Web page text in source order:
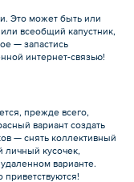
Это может быть или
всеобщий капустник,
— запастись
интернет-связью!
прежде всего,
вариант создать
— снять коллективный
личный кусочек,
варианте.